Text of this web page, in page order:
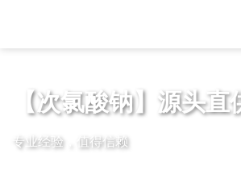
【次氯酸钠】源头直
专业经验，值得信赖